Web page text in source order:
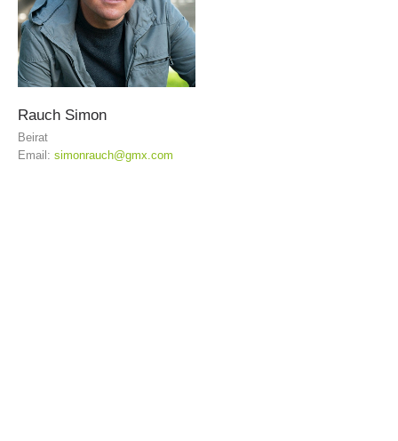
Ausbildung
TÄTIGKEIT
Rauch Simon
Beirat
Email: simonrauch@gmx.com